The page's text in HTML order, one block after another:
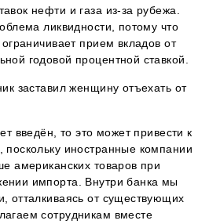
нефти и газа из-за рубежа.
ликвидности, потому что
прием вкладов от
годовой процентной ставкой.
заставил женщину отъехать от
введён, то это может привести к
иностранные компании
американских товаров при
импорта. Внутри банка мы
отталкиваясь от существующих
сотрудникам вместе